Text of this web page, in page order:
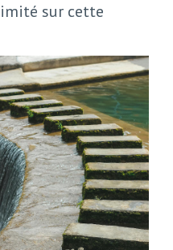
sur cette